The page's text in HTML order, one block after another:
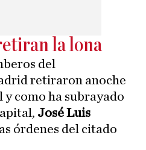
la lona
del
retiraron anoche
y como ha subrayado
José Luis
órdenes del citado